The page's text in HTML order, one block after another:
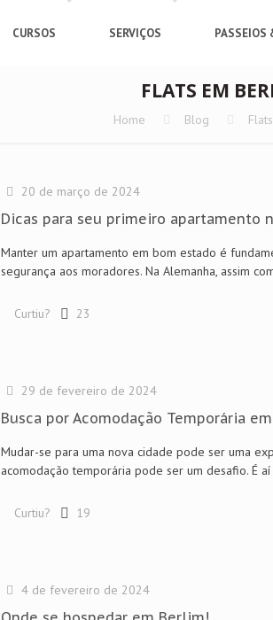
CURSOS SERVIÇOS
FLATS EM
Home Blog
20 de março de 2024
Dicas para seu primeiro apartamento
Manter um apartamento em bom estado é
segurança aos moradores. Na Alemanha, assim
Curtiu? 23
29 de fevereiro de 2024
Busca por Acomodação Temporária
Mudar-se para uma nova cidade pode ser uma
acomodação temporária pode ser um desafio. É
Curtiu? 19
4 de fevereiro de 2024